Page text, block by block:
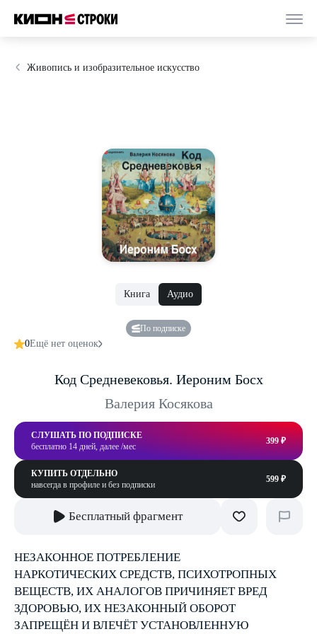
Живопись и изобразительное искусство
Книга Аудио
По подписке
0Ещё нет оценок
Код Средневековья. Иероним Босх
Валерия Косякова
СЛУШАТЬ ПО ПОДПИСКЕ
бесплатно 14 дней, далее /мес
399 ₽
КУПИТЬ ОТДЕЛЬНО
навсегда в профиле и без подписки
599 ₽
Бесплатный фрагмент
НЕЗАКОННОЕ ПОТРЕБЛЕНИЕ
НАРКОТИЧЕСКИХ СРЕДСТВ, ПСИХОТРОПНЫХ
ВЕЩЕСТВ, ИХ АНАЛОГОВ ПРИЧИНЯЕТ ВРЕД
ЗДОРОВЬЮ, ИХ НЕЗАКОННЫЙ ОБОРОТ
ЗАПРЕЩЁН И ВЛЕЧЁТ УСТАНОВЛЕННУЮ